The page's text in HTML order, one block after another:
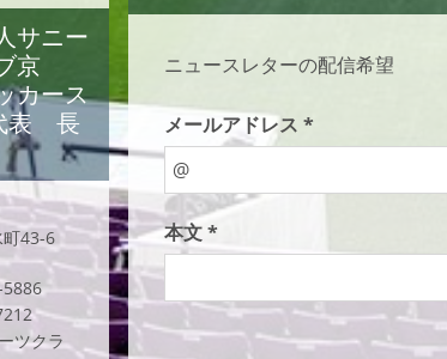
サニー
京
ース
表 長
43-6
5886
ツクラ
ニュースレターの配信希望
メールアドレス *
本文 *